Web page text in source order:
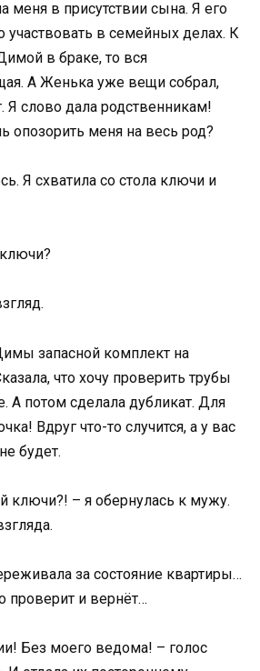
меня в присутствии сына. Я его
участвовать в семейных делах. К
в браке, то вся
А Женька уже вещи собрал,
Я слово дала родственникам!
опозорить меня на весь род?
Я схватила со стола ключи и
запасной комплект на
что хочу проверить трубы
А потом сделала дубликат. Для
Вдруг что-то случится, а у вас
будет.
ключи?! – я обернулась к мужу.
за состояние квартиры…
проверит и вернёт…
Без моего ведома! – голос